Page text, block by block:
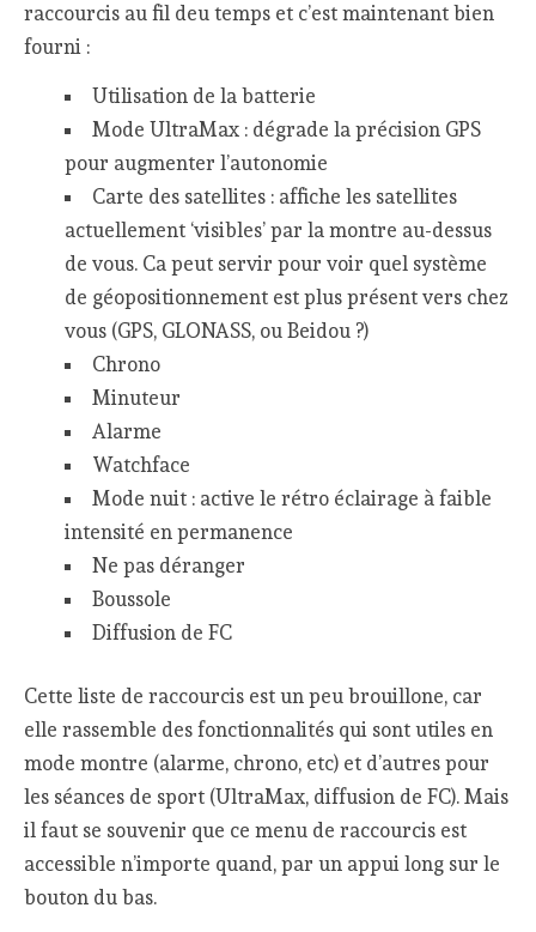
raccourcis au fil deu temps et c’est maintenant bien
fourni :
Utilisation de la batterie
Mode UltraMax : dégrade la précision GPS
pour augmenter l’autonomie
Carte des satellites : affiche les satellites
actuellement ‘visibles’ par la montre au-dessus
de vous. Ca peut servir pour voir quel système
de géopositionnement est plus présent vers chez
vous (GPS, GLONASS, ou Beidou ?)
Chrono
Minuteur
Alarme
Watchface
Mode nuit : active le rétro éclairage à faible
intensité en permanence
Ne pas déranger
Boussole
Diffusion de FC
Cette liste de raccourcis est un peu brouillone, car
elle rassemble des fonctionnalités qui sont utiles en
mode montre (alarme, chrono, etc) et d’autres pour
les séances de sport (UltraMax, diffusion de FC). Mais
il faut se souvenir que ce menu de raccourcis est
accessible n’importe quand, par un appui long sur le
bouton du bas.